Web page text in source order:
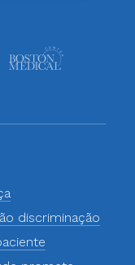
discriminação